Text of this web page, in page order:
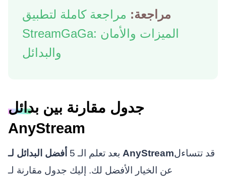
مراجعة: مراجعة كاملة لتطبيق
StreamGaGa: الميزات والأمان
والبدائل
جدول مقارنة بين بدائل
AnyStream
بعد تعلم الـ 5 أفضل البدائل لـ AnyStreamقد تتساءل
عن الخيار الأفضل لك. إليك جدول مقارنة لـ